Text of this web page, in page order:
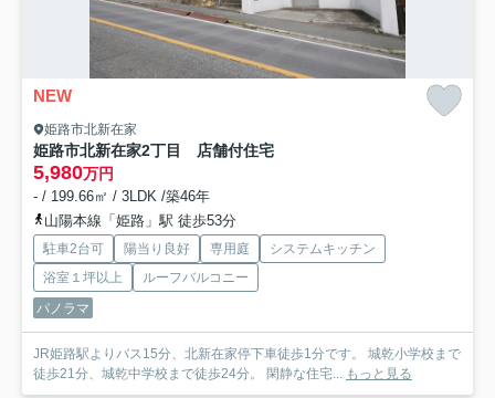
NEW
姫路市北新在家
姫路市北新在家2丁目 店舗付住宅
5,980万円
- / 199.66㎡ / 3LDK /築46年
山陽本線「姫路」駅 徒歩53分
駐車2台可 陽当り良好 専用庭
システムキッチン
浴室１坪以上
ルーフバルコニー
パノラマ
JR姫路駅よりバス15分、北新在家停下車徒歩1分です。 城乾小学校まで
徒歩21分、城乾中学校まで徒歩24分。 閑静な住宅... もっと見る